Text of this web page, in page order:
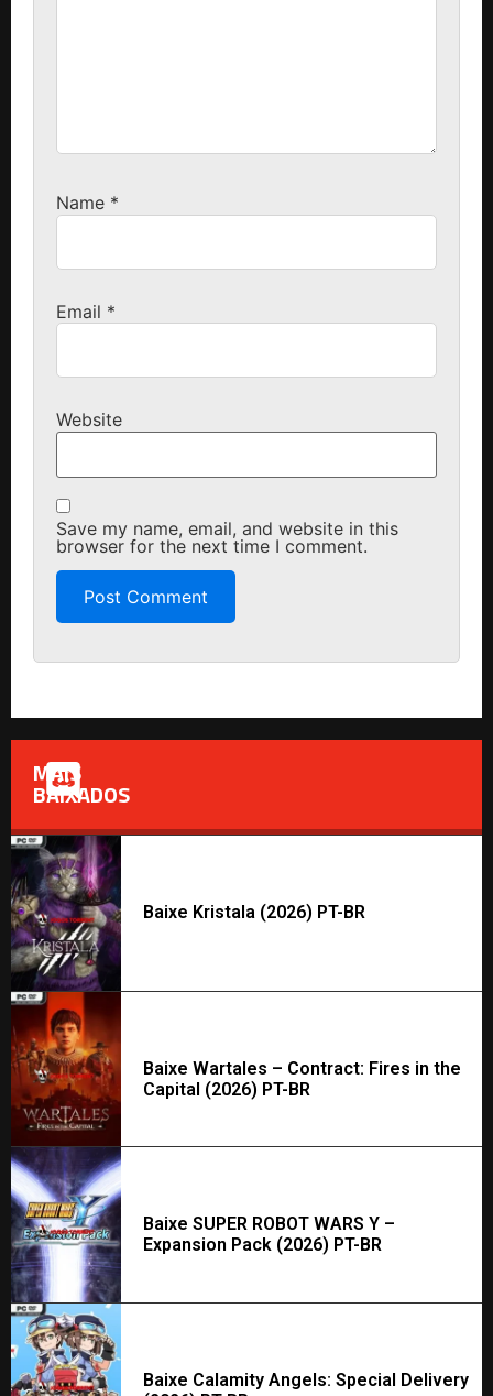
Name *
Email *
Website
Save my name, email, and website in this
browser for the next time I comment.
MAIS
BAIXADOS
Baixe Kristala (2026) PT-BR
Baixe Wartales – Contract: Fires in the
Capital (2026) PT-BR
Baixe SUPER ROBOT WARS Y –
Expansion Pack (2026) PT-BR
Baixe Calamity Angels: Special Delivery